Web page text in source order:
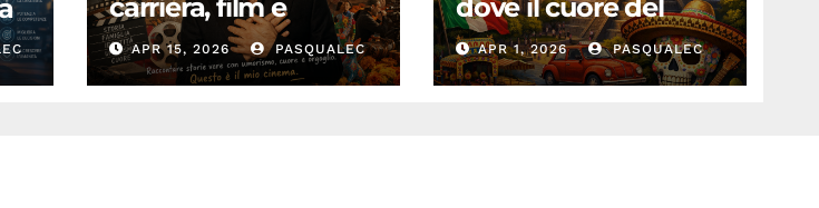
carriera, film e
successo
internazionale
dell’attore
APR 15, 2026 PASQUALEC
dove il cuore del
passato batte nel
presente
APR 1, 2026 PASQUALEC